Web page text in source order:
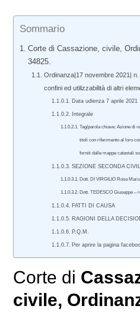
Sommario
Corte di Cassazione, civile,
34825.
Ordinanza|17 novembre 2021|
confini ed utilizzabilità di altri
Data udienza 7 aprile 2021
Integrale
Tag/parola chiave: Azione di
titoli con riferimento al loro
forniti dalle mappe catastali
SEZIONE SECONDA
Dott. DI VIRGILIO Rosa
Dott. TEDESCO Giuseppe –
FATTI DI CAUSA
RAGIONI DELLA
P.Q.M.
Per aprire la pagina
Corte di
civile,